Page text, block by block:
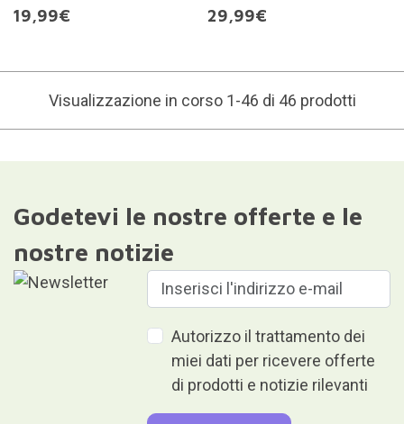
19,99€
29,99€
Visualizzazione in corso 1-46 di 46 prodotti
Godetevi le nostre offerte e le
nostre notizie
Autorizzo il trattamento dei
miei dati per ricevere offerte
di prodotti e notizie rilevanti